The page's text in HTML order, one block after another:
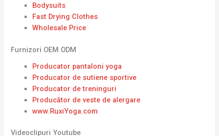
Bodysuits
Fast Drying Clothes
Wholesale Price
Furnizori OEM ODM
Producator pantaloni yoga
Producator de sutiene sportive
Producator de treninguri
Producător de veste de alergare
www.RuxiYoga.com
Videoclipuri Youtube